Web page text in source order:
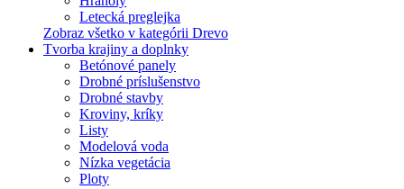
Letecká preglejka
Zobraz všetko v kategórii Drevo
Tvorba krajiny a doplnky
Betónové panely
Drobné príslušenstvo
Drobné stavby
Kroviny, kríky
Listy
Modelová voda
Nízka vegetácia
Ploty